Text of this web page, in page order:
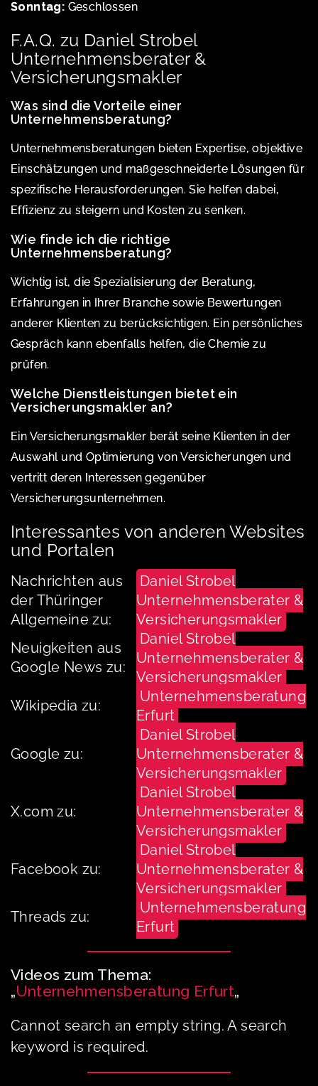
Sonntag: Geschlossen
F.A.Q. zu Daniel Strobel
Unternehmensberater &
Versicherungsmakler
Was sind die Vorteile einer
Unternehmensberatung?
Unternehmensberatungen bieten Expertise, objektive
Einschätzungen und maßgeschneiderte Lösungen für
spezifische Herausforderungen. Sie helfen dabei,
Effizienz zu steigern und Kosten zu senken.
Wie finde ich die richtige
Unternehmensberatung?
Wichtig ist, die Spezialisierung der Beratung,
Erfahrungen in Ihrer Branche sowie Bewertungen
anderer Klienten zu berücksichtigen. Ein persönliches
Gespräch kann ebenfalls helfen, die Chemie zu
prüfen.
Welche Dienstleistungen bietet ein
Versicherungsmakler an?
Ein Versicherungsmakler berät seine Klienten in der
Auswahl und Optimierung von Versicherungen und
vertritt deren Interessen gegenüber
Versicherungsunternehmen.
Interessantes von anderen Websites
und Portalen
Nachrichten aus
der Thüringer
Allgemeine zu:
Daniel Strobel
Unternehmensberater &
Versicherungsmakler
Neuigkeiten aus
Google News zu:
Daniel Strobel
Unternehmensberater &
Versicherungsmakler
Wikipedia zu:
Unternehmensberatung
Erfurt
Google zu:
Daniel Strobel
Unternehmensberater &
Versicherungsmakler
X.com zu:
Daniel Strobel
Unternehmensberater &
Versicherungsmakler
Facebook zu:
Daniel Strobel
Unternehmensberater &
Versicherungsmakler
Threads zu:
Unternehmensberatung
Erfurt
Videos zum Thema:
„Unternehmensberatung Erfurt„
Cannot search an empty string. A search
keyword is required.